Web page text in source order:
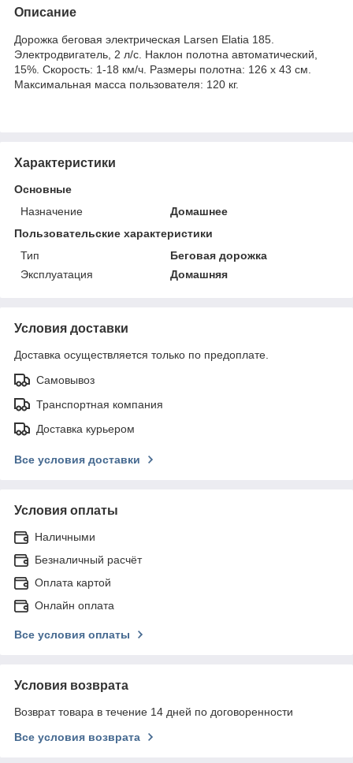
Описание
Дорожка беговая электрическая Larsen Elatia 185.
Электродвигатель, 2 л/с. Наклон полотна автоматический,
15%. Скорость: 1-18 км/ч. Размеры полотна: 126 х 43 см.
Максимальная масса пользователя: 120 кг.
Характеристики
Основные
Назначение
Домашнее
Пользовательские характеристики
Тип
Беговая дорожка
Эксплуатация
Домашняя
Условия доставки
Доставка осуществляется только по предоплате.
Самовывоз
Транспортная компания
Доставка курьером
Все условия доставки
Условия оплаты
Наличными
Безналичный расчёт
Оплата картой
Онлайн оплата
Все условия оплаты
Условия возврата
Возврат товара в течение 14 дней по договоренности
Все условия возврата